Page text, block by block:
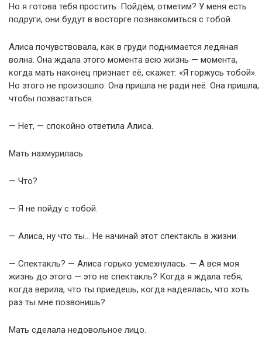
Но я готова тебя простить. Пойдём, отметим? У меня есть
подруги, они будут в восторге познакомиться с тобой.
Алиса почувствовала, как в груди поднимается ледяная
волна. Она ждала этого момента всю жизнь — момента,
когда мать наконец признает её, скажет: «Я горжусь тобой».
Но этого не произошло. Она пришла не ради неё. Она пришла,
чтобы похвастаться.
— Нет, — спокойно ответила Алиса.
Мать нахмурилась.
— Что?
— Я не пойду с тобой.
— Алиса, ну что ты… Не начинай этот спектакль в жизни.
— Спектакль? — Алиса горько усмехнулась. — А вся моя
жизнь до этого — это не спектакль? Когда я ждала тебя,
когда верила, что ты приедешь, когда надеялась, что хоть
раз ты мне позвонишь?
Мать сделала недовольное лицо.